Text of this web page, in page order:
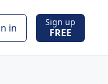
in Sign up
FREE